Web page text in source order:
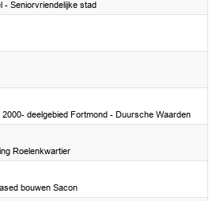
- Seniorvriendelijke stad
deelgebied Fortmond - Duursche Waarden
Roelenkwartier
bouwen Sacon